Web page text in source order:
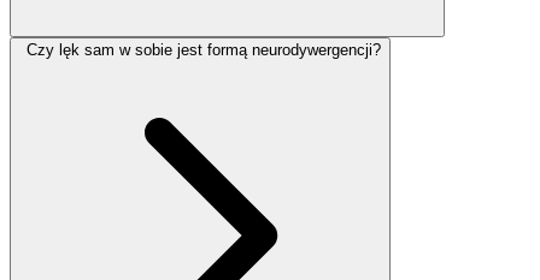
Czy lęk sam w sobie jest formą neurodywergencji?